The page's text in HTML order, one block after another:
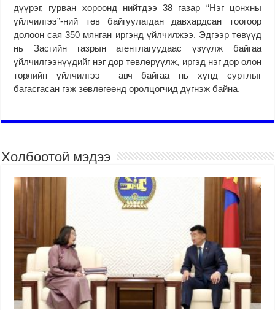
дүүрэг, гурван хороонд нийтдээ 38 газар “Нэг цонхны
үйлчилгээ”-ний төв байгуулагдан давхардсан тоогоор
долоон сая 350 мянган иргэнд үйлчилжээ. Эдгээр төвүүд
нь Засгийн газрын агентлагуудаас үзүүлж байгаа
үйлчилгээнүүдийг нэг дор төвлөрүүлж, иргэд нэг дор олон
төрлийн үйлчилгээ авч байгаа нь хүнд суртлыг
багасгасан гэж зөвлөгөөнд оролцогчид дүгнэж байна.
Холбоотой мэдээ